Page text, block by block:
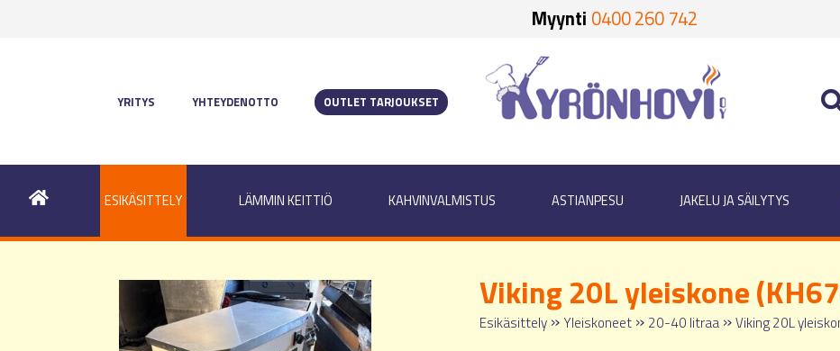
Myynti 0400 260 742
YRITYS YHTEYDENOTTO OUTLET TARJOUKSET
ESIKÄSITTELY LÄMMIN KEITTIÖ KAHVINVALMISTUS ASTIANPESU JAKELU JA SÄILYTYS
Viking 20L yleiskone
Esikäsittely »Yleiskoneet » 20-40 litraa »Viking 20L